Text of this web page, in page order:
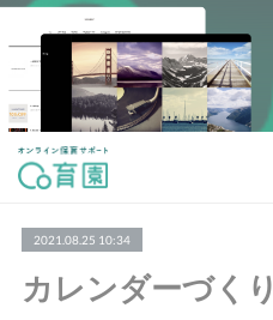
2021.08.25 10:34
カレンダーづくり